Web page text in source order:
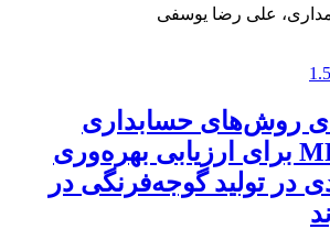
علی رضا یوسفی
روش‌های حسابداری
مرسوم و MFCA برای ارزیابی بهره‌وری
در تولید گوجه‌فرنگی در